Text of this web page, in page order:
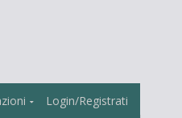
Login/Registrati